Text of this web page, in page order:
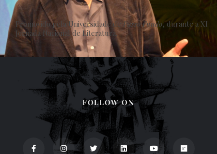
Promovido pela Universidade de Passo Fundo, durante a XI
Jornada Nacional de Literatura.
FOLLOW ON